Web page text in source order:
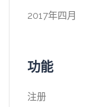
2017年四月
功能
注册